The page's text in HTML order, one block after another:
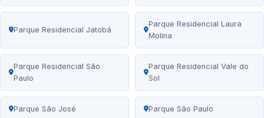
Parque Residencial Jatobá
Parque Residencial Laura
Molina
Parque Residencial São
Paulo
Parque Residencial Vale do
Sol
Parque São José Parque São Paulo